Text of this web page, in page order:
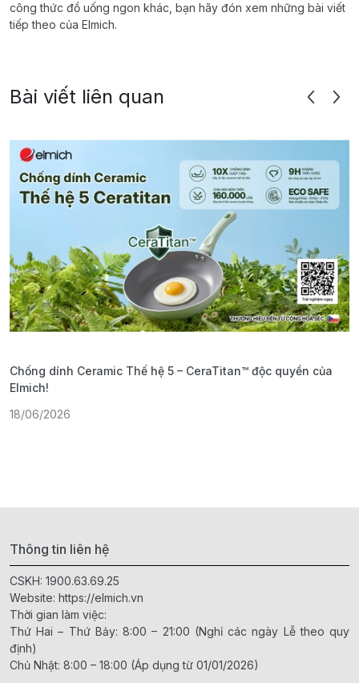
công thức đồ uống ngon khác, bạn hãy đón xem những bài viết
tiếp theo của Elmich.
Bài viết liên quan
Chống dính Ceramic Thế hệ 5 – CeraTitan™ độc quyền của
Elmich!
18/06/2026
Thông tin liên hệ
CSKH: 1900.63.69.25
Website: https://elmich.vn
Thời gian làm việc:
Thứ Hai – Thứ Bảy: 8:00 – 21:00 (Nghỉ các ngày Lễ theo quy
định)
Chủ Nhật: 8:00 – 18:00 (Áp dụng từ 01/01/2026)